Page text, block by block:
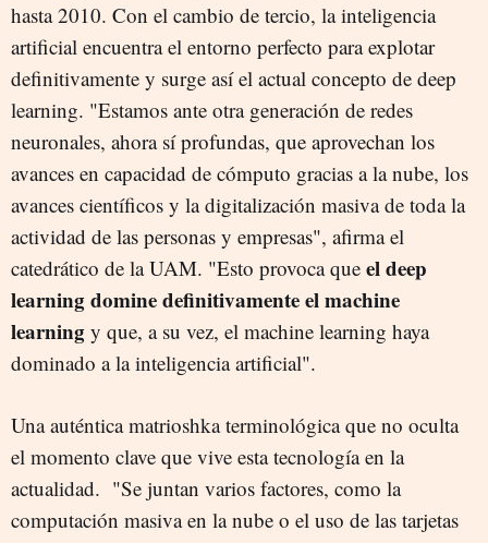
hasta 2010. Con el cambio de tercio, la inteligencia
artificial encuentra el entorno perfecto para explotar
definitivamente y surge así el actual concepto de deep
learning. "Estamos ante otra generación de redes
neuronales, ahora sí profundas, que aprovechan los
avances en capacidad de cómputo gracias a la nube, los
avances científicos y la digitalización masiva de toda la
actividad de las personas y empresas", afirma el
catedrático de la UAM. "Esto provoca que el deep
learning domine definitivamente el machine
learning y que, a su vez, el machine learning haya
dominado a la inteligencia artificial".
Una auténtica matrioshka terminológica que no oculta
el momento clave que vive esta tecnología en la
actualidad. "Se juntan varios factores, como la
computación masiva en la nube o el uso de las tarjetas